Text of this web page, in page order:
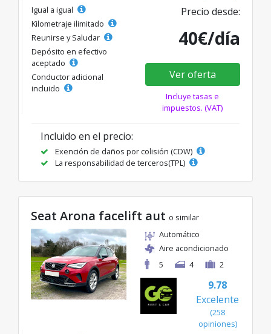
Igual a igual
Kilometraje ilimitado
Reunirse y Saludar
Depósito en efectivo
aceptado
Conductor adicional
incluido
Precio desde:
40€/día
Ver oferta
Incluye tasas e
impuestos. (VAT)
Incluido en el precio:
Exención de daños por colisión (CDW)
La responsabilidad de terceros(TPL)
Seat Arona facelift aut o similar
Automático
Aire acondicionado
5
4 2
9.78
Excelente
(258
opiniones)